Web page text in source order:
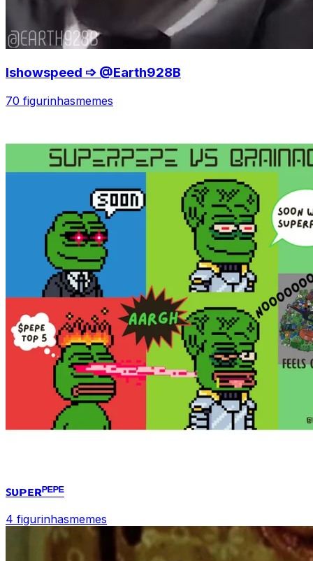
Ishowspeed ➩ @Earth928B
70 figurinhasmemes
ꜱᴜᴘᴇʀᴾᴱᴾᴱ
4 figurinhasmemes